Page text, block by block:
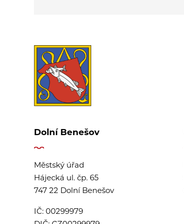
Dolní Benešov
Městský úřad
Hájecká ul. čp. 65
747 22 Dolní Benešov
IČ:00299979